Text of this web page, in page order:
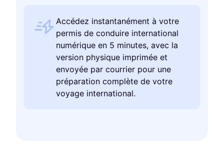
Accédez instantanément à votre
permis de conduire international
numérique en 5 minutes, avec la
version physique imprimée et
envoyée par courrier pour une
préparation complète de votre
voyage international.